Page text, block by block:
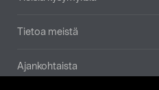
Tietoa meistä
Ajankohtaista